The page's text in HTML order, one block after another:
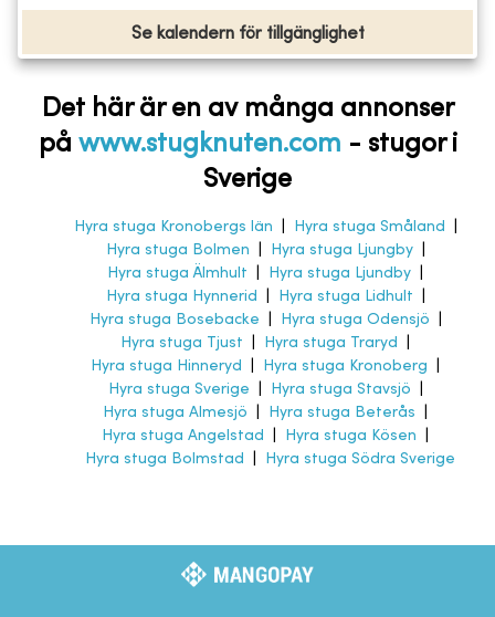
Se kalendern för tillgänglighet
Det här är en av många annonser
på www.stugknuten.com - stugor i
Sverige
Hyra stuga Kronobergs län Hyra stuga Småland
Hyra stuga Bolmen
Hyra stuga Ljungby|
Hyra stuga Älmhult
Hyra stuga Ljundby
Hyra stuga Hynnerid
Hyra stuga Lidhult
Hyra stuga Bosebacke
Hyra stuga Odensjö
Hyra stuga Tjust
Hyra stuga Traryd
Hyra stuga Hinneryd
Hyra stuga Kronoberg
Hyra stuga Sverige
Hyra stuga Stavsjö
Hyra stuga Almesjö
Hyra stuga Beterås
Hyra stuga Angelstad
Hyra stuga Kösen
Hyra stuga Bolmstad
Hyra stuga Södra Sverige